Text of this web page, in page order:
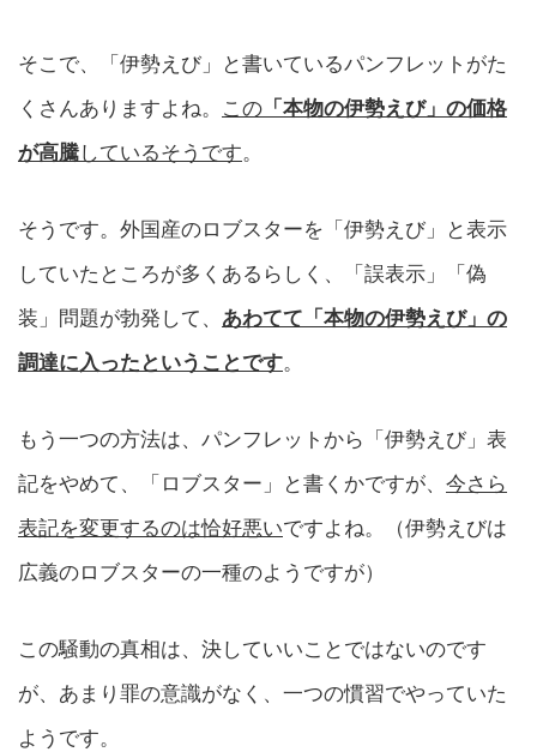
そこで、「伊勢えび」と書いているパンフレットがた
くさんありますよね。 この 「本物の伊勢えび」の価格
が高騰しているそうです。
そうです。外国産のロブスターを「伊勢えび」と表示
していたところが多くあるらしく、「誤表示」「偽
装」問題が勃発して、 あわてて「本物の伊勢えび」の
調達に入ったということです。
もう一つの方法は、パンフレットから「伊勢えび」表
記をやめて、「ロブスター」と書くかですが、 今さら
表記を変更するのは恰好悪いですよね。（伊勢えびは
広義のロブスターの一種のようですが）
この騒動の真相は、決していいことではないのです
が、あまり罪の意識がなく、一つの慣習でやっていた
ようです。